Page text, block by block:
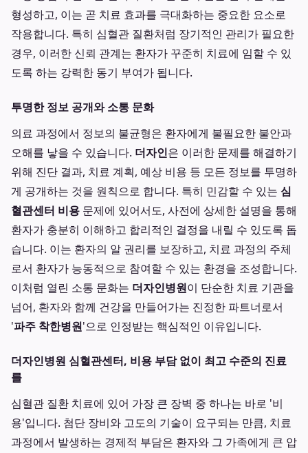
형성하고, 이는 곧 치료 효과를 극대화하는 중요한 요소로
작용합니다. 특히 심혈관 질환처럼 장기적인 관리가 필요한
경우, 이러한 신뢰 관계는 환자가 꾸준히 치료에 임할 수 있
도록 하는 강력한 동기 부여가 됩니다.
투명한 정보 공개와 소통 문화
의료 과정에서 정보의 불균형은 환자에게 불필요한 불안과
오해를 낳을 수 있습니다. 더자인은 이러한 문제를 해결하기
위해 진단 결과, 치료 계획, 예상 비용 등 모든 정보를 투명하
게 공개하는 것을 원칙으로 합니다. 특히 민감할 수 있는 심
혈관센터 비용 문제에 있어서도, 사전에 상세한 설명을 통해
환자가 충분히 이해하고 합리적인 결정을 내릴 수 있도록 돕
습니다. 이는 환자의 알 권리를 보장하고, 치료 과정의 주체
로서 환자가 능동적으로 참여할 수 있는 환경을 조성합니다.
이처럼 열린 소통 문화는 더자인병원이 단순한 치료 기관을
넘어, 환자와 함께 건강을 만들어가는 진정한 파트너로서
'파주 착한병원'으로 인정받는 핵심적인 이유입니다.
더자인병원 심혈관센터, 비용 부담 없이 최고 수준의 진료
를
심혈관 질환 치료에 있어 가장 큰 장벽 중 하나는 바로 '비
용'입니다. 첨단 장비와 고도의 기술이 요구되는 만큼, 치료
과정에서 발생하는 경제적 부담은 환자와 그 가족에게 큰 압